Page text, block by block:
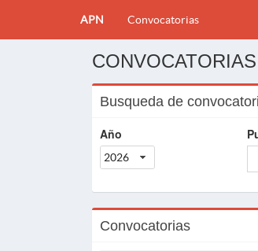
APN Convocatorias
CONVOCATORIAS
Busqueda de
Año
2026
Convocatorias